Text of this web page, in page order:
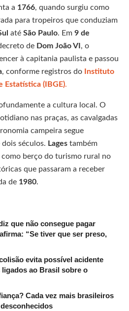
a 1766, quando surgiu como
para tropeiros que conduziam
até São Paulo. Em 9 de
de Dom João VI , o
à capitania paulista e passou
, conforme registros do
Instituto
Estatística (IBGE).
a cultura local. O
nas praças, as cavalgadas
campeira segue
séculos. Lages também
berço do turismo rural no
que passaram a receber
de 1980.
que não consegue pagar
“Se tiver que ser preso,
evita possível acidente
ao Brasil sobre o
Cada vez mais brasileiros